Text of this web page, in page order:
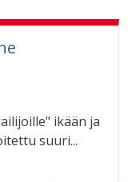
ikään ja
suuri...